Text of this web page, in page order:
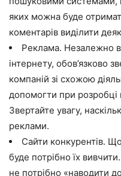
яких можна буде
коментарів виділити
Реклама. Незалежно
інтернету, обов’язково
компаній зі схожою
допомогти при розробці
Звертайте увагу,
реклами.
Сайти конкурентів.
буде потрібно їх
не потрібно «наводити